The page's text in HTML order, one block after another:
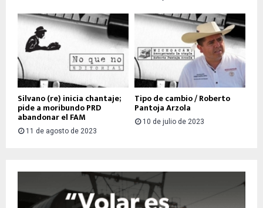
Silvano (re) inicia chantaje;
pide a moribundo PRD
abandonar el FAM
11 de agosto de 2023
Tipo de cambio / Roberto
Pantoja Arzola
10 de julio de 2023